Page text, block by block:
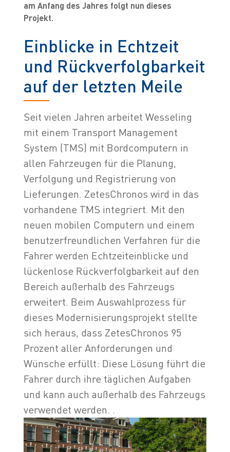
am Anfang des Jahres folgt nun dieses
Projekt.
Einblicke in Echtzeit
und Rückverfolgbarkeit
auf der letzten Meile
Seit vielen Jahren arbeitet Wesseling
mit einem Transport Management
System (TMS) mit Bordcomputern in
allen Fahrzeugen für die Planung,
Verfolgung und Registrierung von
Lieferungen. ZetesChronos wird in das
vorhandene TMS integriert. Mit den
neuen mobilen Computern und einem
benutzerfreundlichen Verfahren für die
Fahrer werden Echtzeiteinblicke und
lückenlose Rückverfolgbarkeit auf den
Bereich außerhalb des Fahrzeugs
erweitert. Beim Auswahlprozess für
dieses Modernisierungsprojekt stellte
sich heraus, dass ZetesChronos 95
Prozent aller Anforderungen und
Wünsche erfüllt: Diese Lösung führt die
Fahrer durch ihre täglichen Aufgaben
und kann auch außerhalb des Fahrzeugs
verwendet werden. .